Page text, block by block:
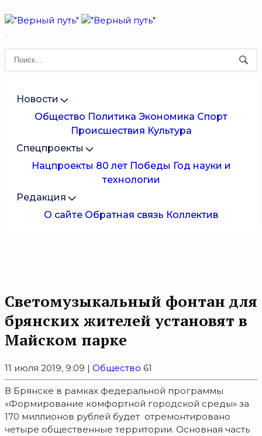
Новости
Общество Политика Экономика Спорт
Происшествия Культура
Спецпроекты
Нацпроекты 80 лет Победы Год науки и
технологии
Редакция
О сайте Обратная связь Коллектив
Cветомузыкальный фонтан для
брянских жителей установят в
Майском парке
11 июля 2019, 9:09 | Общество 61
В Брянске в рамках федеральной программы
«Формирование комфортной городской среды» за
170 миллионов рублей будет отремонтировано
четыре общественные территории. Основная часть